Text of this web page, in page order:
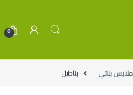
0
ملابس بناتي بناطيل